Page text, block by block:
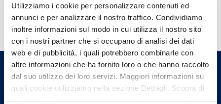
Utilizziamo i cookie per personalizzare contenuti ed
annunci e per analizzare il nostro traffico. Condividiamo
inoltre informazioni sul modo in cui utilizza il nostro sito
con i nostri partner che si occupano di analisi dei dati
web e di pubblicità, i quali potrebbero combinarle con
altre informazioni che ha fornito loro o che hanno raccolto
dal suo utilizzo dei loro servizi. Maggiori informazioni su
quali cookie utilizziamo nella sezione Dettagli. Scopra di
più su chi siamo, come può contattarci e come trattiamo i
Hai bisogno di
informazioni?
Trova l'Agenzia più vicina a te e parla con
un nostro Agente.
Contattaci